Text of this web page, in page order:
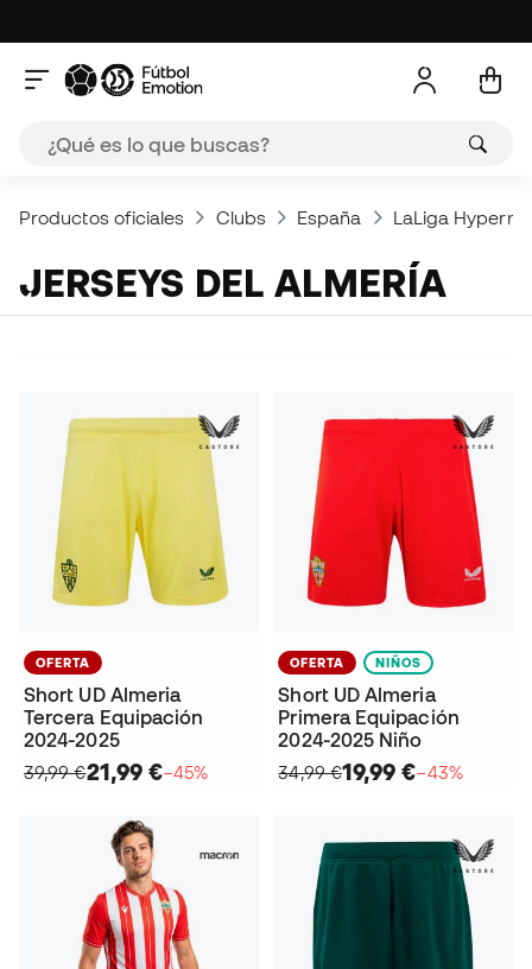
Productos oficiales Clubs España LaLiga
JERSEYS DEL ALMERÍA
OFERTA
Short UD Almeria
Tercera Equipación
2024-2025
39,99 €21,99 €−45%
OFERTA NIÑOS
Short UD Almeria
Primera Equipación
2024-2025 Niño
34,99 €19,99 €−43%